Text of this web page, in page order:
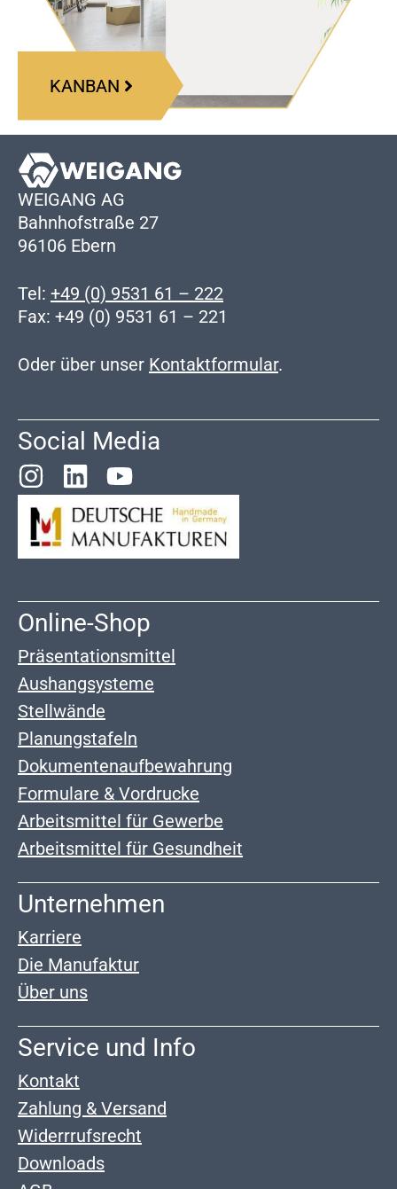
KANBAN
WEIGANG AG
Bahnhofstraße 27
96106 Ebern
Tel: +49 (0) 9531 61 – 222
Fax: +49 (0) 9531 61 – 221
Oder über unser Kontaktformular.
Social Media
Online-Shop
Präsentationsmittel
Aushangsysteme
Stellwände
Planungstafeln
Dokumentenaufbewahrung
Formulare & Vordrucke
Arbeitsmittel für Gewerbe
Arbeitsmittel für Gesundheit
Unternehmen
Karriere
Die Manufaktur
Über uns
Service und Info
Kontakt
Zahlung & Versand
Widerrrufsrecht
Downloads